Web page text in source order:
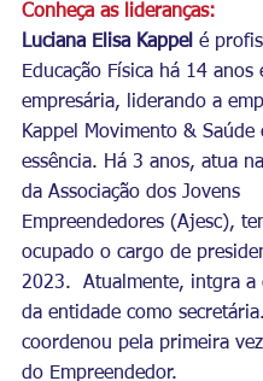
Conheça as lideranças:
Luciana Elisa Kappel é
Educação Física há 14 anos
empresária, liderando a
Kappel Movimento & Saúde
essência. Há 3 anos, atua
da Associação dos Jovens
Empreendedores (Ajesc),
ocupado o cargo de
2023.  Atualmente, intgra a
da entidade como
coordenou pela primeira
do Empreendedor.